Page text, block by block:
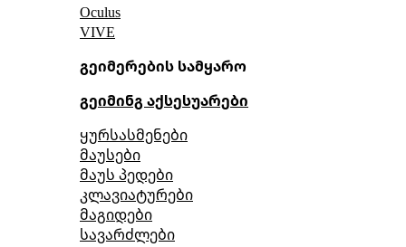
Oculus
VIVE
გეიმერების სამყარო
გეიმინგ აქსესუარები
ყურსასმენები
მაუსები
მაუს პედები
კლავიატურები
მაგიდები
სავარძლები